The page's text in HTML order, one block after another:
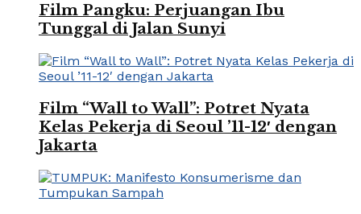
Film Pangku: Perjuangan Ibu
Tunggal di Jalan Sunyi
Film “Wall to Wall”: Potret Nyata
Kelas Pekerja di Seoul ’11-12′ dengan
Jakarta